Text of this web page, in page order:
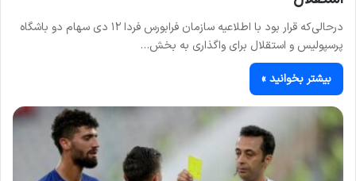
درحالی‌که قرار بود با اطلاعیه سازمان فرابورس فردا ۱۲ دی سهام دو باشگاه
پرسپولیس و استقلال برای واگذاری به بخش…
بیشتر بخوانید »